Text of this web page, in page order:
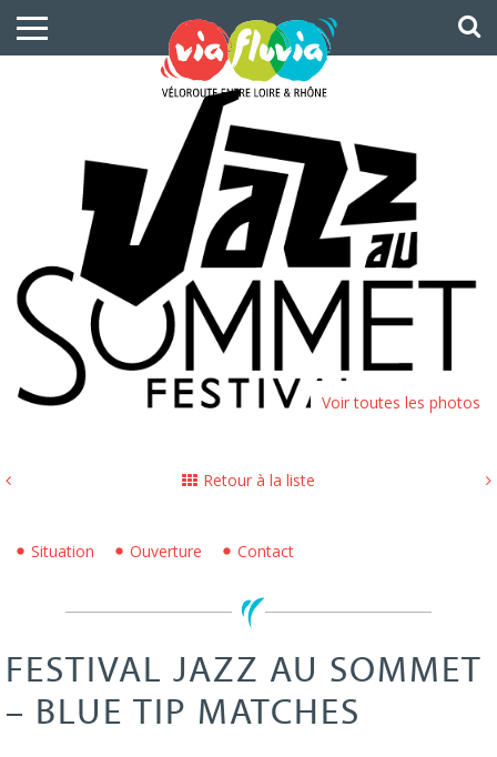
Voir toutes les photos
Retour à la liste
Situation Ouverture Contact
FESTIVAL JAZZ AU SOMMET
– BLUE TIP MATCHES